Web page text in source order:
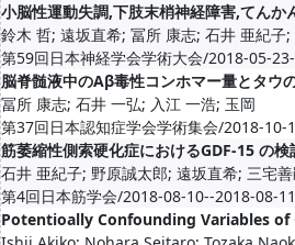
小脳性運動失調,下肢末梢神経障害,てん
鈴木 哲; 遠坂直希; 冨所 康志; 石井 亜紀
第59回日本神経学会学術大会/2018-05-
脳脊髄液中のAβ毒性コンホマー量とタウ
冨所 康志; 石井 一弘; 入江 一浩; 玉岡
第37回日本認知症学会学術集会/2018-10-
筋萎縮性側索硬化症におけるGDF-15 の検
石井 亜紀子; 野原誠太郎; 遠坂直希; 三
第4回日本筋学会/2018-08-10--2018-08-11
Potentioally Confounding Variables